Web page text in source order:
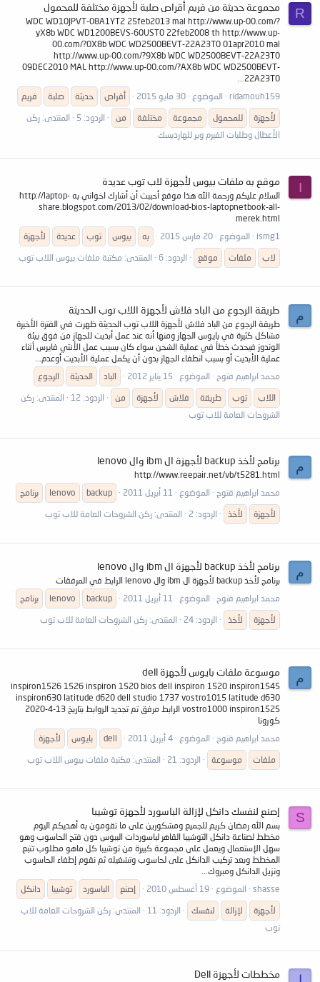
R مجموعة حديثة من فريم أقراص صلبة لأجهزة مختلفة للمحمول
WDC WD10JPVT-08A1YT2 25feb2013 mal http://www.up-00.com/?
yX8b WDC WD1200BEVS-60UST0 22feb2008 th http://www.up-
00.com/?0X8b WDC WD2500BEVT-22A23T0 01apr2010 mal
http://www.up-00.com/?9X8b WDC WD2500BEVT-22A23T0
09DEC2010 MAL http://www.up-00.com/?AX8b WDC WD2500BEVT-
22A23T0...
ridamouh159
الموضوع 30 مايو 2015 أقراص حديثة صلبة
فريم
لأجهزة
للمحمول مجموعة مختلفة من الردود: 5 المنتدى: ركن
الأعطال وطلبات الفيرم وير للهارديسك
I موقع به ملفات بيوس لأجهزة لاب توب عديدة
السلام عليكم ورحمة الله هذا موقع أحببت أن أشارك اخواني به http://laptop-
share.blogspot.com/2013/02/download-bios-laptopnetbook-all-
merek.html
ismg1
الموضوع 20 مارس 2015 به بيوس توب عديدة
لأجهزة
لاب
ملفات موقع الردود: 6 المنتدى: مكتبة ملفات بيوس اللاب توب
م طريقة الرجوع من الباد فلاش لأجهزة اللاب توب الحديثة
طريقة الرجوع من الباد فلاش لأجهزة اللاب توب الحديثة ظهرت في الفترة الأخيرة
مشاكل كثيرة في بايوس الجهاز ومنها أنه عند عمل أبديت للجهاز من فوق بيئة
الوندوز فيحدث خطأ في عملية الشحن سواء كان بسبب عمل الأنتي فايرس أثناء
عملية الأبديت أو بسبب انطفاء الجهاز بدون أن يكمل عملية الأبديت أوعدم...
محمد ابراهيم فتوح
الموضوع 15 يناير 2012 الباد الحديثة
الرجوع
اللاب
توب طريقة فلاش لأجهزة من الردود: 12 المنتدى: ركن
الشروحات العامة للاب توب
م برنامج لأخذ backup لأجهزة ال ibm وال lenovo
http://www.reepair.net/vb/t5281.html
محمد ابراهيم فتوح
الموضوع 11 أبريل 2011 backup
lenovo
برنامج
لأجهزة
لأخذ الردود: 2 المنتدى: ركن الشروحات العامة للاب توب
م برنامج لأخذ backup لأجهزة ال ibm وال lenovo
برنامج لأخذ backup لأجهزة ال ibm وال lenovo الرابط في المرفقات
محمد ابراهيم فتوح
الموضوع 11 أبريل 2011 backup
lenovo
برنامج
لأجهزة
لأخذ الردود: 24 المنتدى: ركن الشروحات العامة للاب توب
م موسوعة ملفات بايوس لأجهزة dell
inspiron1526 1526 inspiron 1520 bios dell inspiron 1520 inspiron1545
inspiron630 latitude d620 dell studio 1737 vostro1015 latitude d630
vostro1000 inspiron1525 الرابط مرفق تم تجديد الروابط بتاريخ 13-4-2020
كورونا
محمد ابراهيم فتوح
الموضوع 4 أبريل 2011 dell بايوس
لأجهزة
ملفات
موسوعة الردود: 21 المنتدى: مكتبة ملفات بيوس اللاب توب
S إصنع لنفسك دانكل لإزالة الباسورد لأجهزة توشيبا
بسم الله رمضان كريم للجميع ومشكورين على ما تقومون به أهديكم اليوم
مخطط لصناعة دانكل التوشيبا القاهر لباسوردات الببوس دون فتح الحاسوب وهو
سهل الإستعمال ويعمل على مجموعة كبيرة من توشيبا كل ماهو مطلوب تتبع
المخطط وبعد تركيب الدانكل على لحاسوب وتشغيله ثم نقوم إطفاء الحاسوب
ونزيل الدانكل ومبروك...
shasse
الموضوع 19 أغسطس 2010 إصنع الباسورد توشيبا
دانكل
لأجهزة
لإزالة لنفسك الردود: 11 المنتدى: ركن الشروحات العامة للاب
توب
مخططات لأجهزة Dell